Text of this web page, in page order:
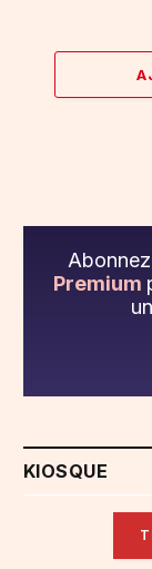
Premium
KIOSQUE